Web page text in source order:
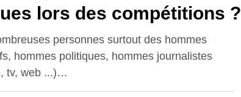
lors des compétitions ?
personnes surtout des hommes
hommes politiques, hommes journalistes
tv, web ...)…